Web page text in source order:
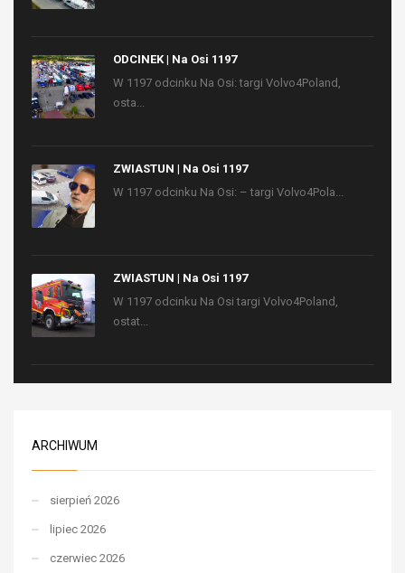
ODCINEK | Na Osi 1197
W 1197 odcinku Na Osi: targi Volvo4Poland,
osta...
ZWIASTUN | Na Osi 1197
W 1197 odcinku Na Osi: – targi Volvo4Pola...
ZWIASTUN | Na Osi 1197
W 1197 odcinku Na Osi targi Volvo4Poland,
ostat...
ARCHIWUM
sierpień 2026
lipiec 2026
czerwiec 2026